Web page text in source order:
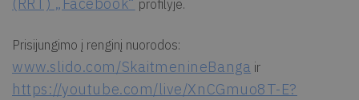
(RRT) „Facebook“ profilyje.
Prisijungimo į renginį nuorodos:
www.slido.com/SkaitmenineBanga ir
https://youtube.com/live/XnCGmuo8T-E?